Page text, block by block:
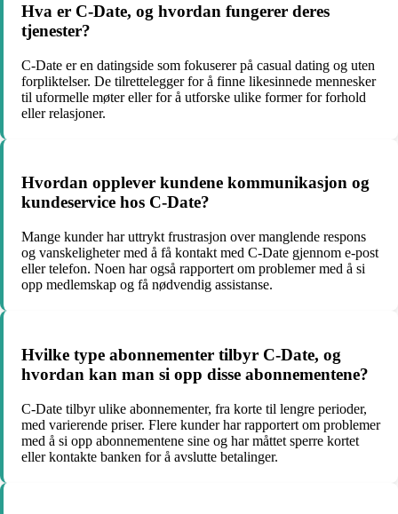
Hva er C-Date, og hvordan fungerer deres
tjenester?
C-Date er en datingside som fokuserer på casual dating og uten
forpliktelser. De tilrettelegger for å finne likesinnede mennesker
til uformelle møter eller for å utforske ulike former for forhold
eller relasjoner.
Hvordan opplever kundene kommunikasjon og
kundeservice hos C-Date?
Mange kunder har uttrykt frustrasjon over manglende respons
og vanskeligheter med å få kontakt med C-Date gjennom e-post
eller telefon. Noen har også rapportert om problemer med å si
opp medlemskap og få nødvendig assistanse.
Hvilke type abonnementer tilbyr C-Date, og
hvordan kan man si opp disse abonnementene?
C-Date tilbyr ulike abonnementer, fra korte til lengre perioder,
med varierende priser. Flere kunder har rapportert om problemer
med å si opp abonnementene sine og har måttet sperre kortet
eller kontakte banken for å avslutte betalinger.